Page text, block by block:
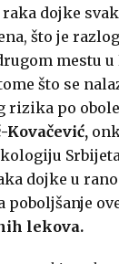
dojke
što je
mestu
što se
rizika po
dojke u
poboljšanje
lekova.